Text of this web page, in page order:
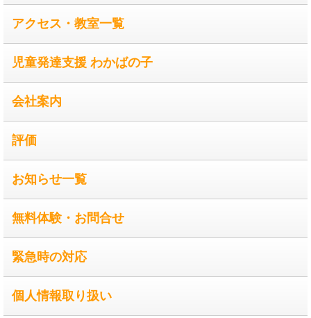
アクセス・教室一覧
児童発達支援 わかばの子
会社案内
評価
お知らせ一覧
無料体験・お問合せ
緊急時の対応
個人情報取り扱い